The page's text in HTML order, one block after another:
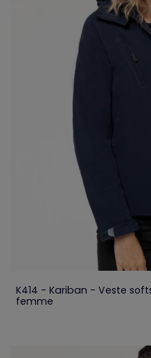
K414 - Kariban - Veste
femme